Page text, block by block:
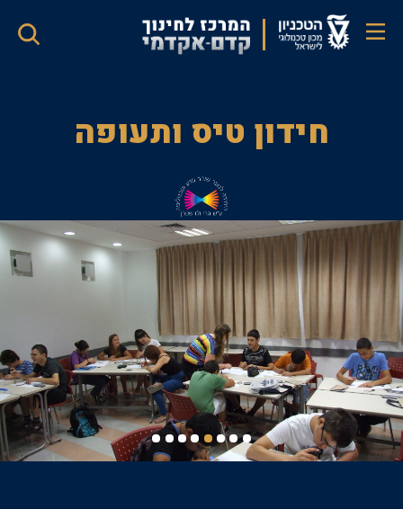
לתוכן
העיקרי
חידון טיס ותעופה